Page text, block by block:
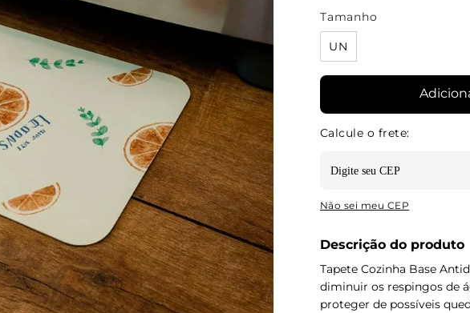
Tamanho
UN
Não sei meu CEP
Descrição do produto
Tapete Cozinha Base
diminuir os respingos de
proteger de possíveis